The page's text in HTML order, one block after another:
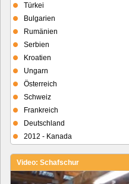
Türkei
Bulgarien
Rumänien
Serbien
Kroatien
Ungarn
Österreich
Schweiz
Frankreich
Deutschland
2012 - Kanada
Video: Schafschur